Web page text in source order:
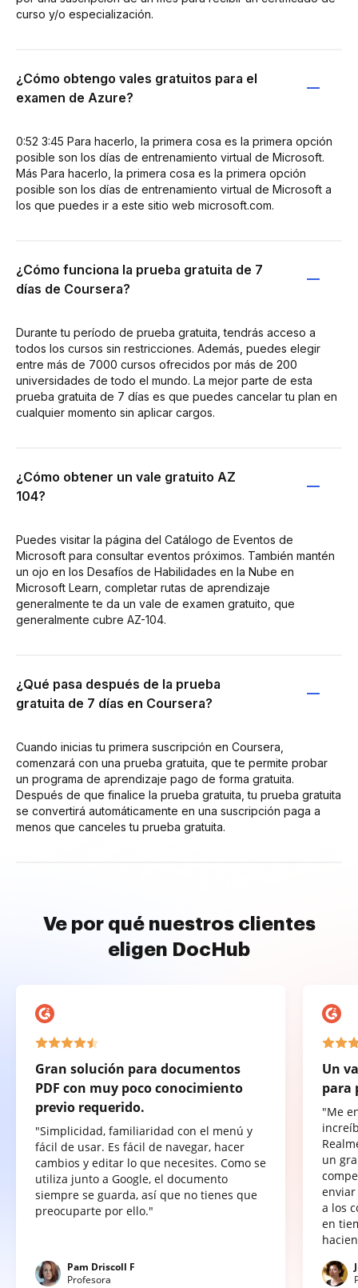
curso y/o especialización.
¿Cómo obtengo vales gratuitos para el
examen de Azure?
0:52 3:45 Para hacerlo, la primera cosa es la primera opción
posible son los días de entrenamiento virtual de Microsoft.
Más Para hacerlo, la primera cosa es la primera opción
posible son los días de entrenamiento virtual de Microsoft a
los que puedes ir a este sitio web microsoft.com.
¿Cómo funciona la prueba gratuita de 7
días de Coursera?
Durante tu período de prueba gratuita, tendrás acceso a
todos los cursos sin restricciones. Además, puedes elegir
entre más de 7000 cursos ofrecidos por más de 200
universidades de todo el mundo. La mejor parte de esta
prueba gratuita de 7 días es que puedes cancelar tu plan en
cualquier momento sin aplicar cargos.
¿Cómo obtener un vale gratuito AZ
104?
Puedes visitar la página del Catálogo de Eventos de
Microsoft para consultar eventos próximos. También mantén
un ojo en los Desafíos de Habilidades en la Nube en
Microsoft Learn, completar rutas de aprendizaje
generalmente te da un vale de examen gratuito, que
generalmente cubre AZ-104.
¿Qué pasa después de la prueba
gratuita de 7 días en Coursera?
Cuando inicias tu primera suscripción en Coursera,
comenzará con una prueba gratuita, que te permite probar
un programa de aprendizaje pago de forma gratuita.
Después de que finalice la prueba gratuita, tu prueba gratuita
se convertirá automáticamente en una suscripción paga a
menos que canceles tu prueba gratuita.
Ve por qué nuestros clientes
eligen DocHub
Gran solución para documentos
PDF con muy poco conocimiento
previo requerido.
"Simplicidad, familiaridad con el menú y
fácil de usar. Es fácil de navegar, hacer
cambios y editar lo que necesites. Como se
utiliza junto a Google, el documento
siempre se guarda, así que no tienes que
preocuparte por ello."
Pam Driscoll F
Profesora
Un
para
"Me
un
a los
en